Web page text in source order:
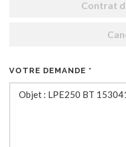
Contrat
VOTRE DEMANDE *